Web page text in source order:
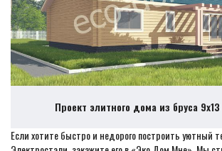
Проект элитного дома из бруса
Если хотите быстро и недорого построить уютный